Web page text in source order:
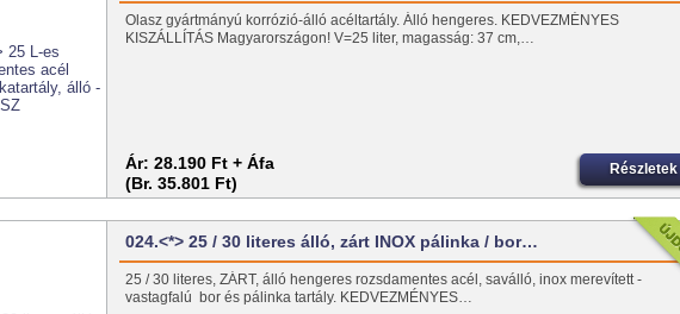
Olasz gyártmányú korrózió-álló acéltartály. Álló hengeres. KEDVEZMÉNYES
KISZÁLLÍTÁS Magyarországon! V=25 liter, magasság: 37 cm,…
Ár: 28.190 Ft + Áfa
(Br. 35.801 Ft)
Részletek
024.<*> 25 / 30 literes álló, zárt INOX pálinka / bor…
25 / 30 literes, ZÁRT, álló hengeres rozsdamentes acél, saválló, inox merevített -
vastagfalú bor és pálinka tartály. KEDVEZMÉNYES…